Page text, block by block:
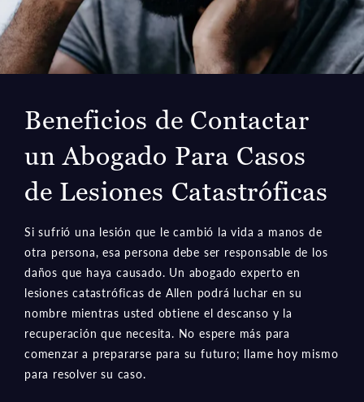
Beneficios de Contactar
un Abogado Para Casos
de Lesiones Catastróficas
Si sufrió una lesión que le cambió la vida a manos de
otra persona, esa persona debe ser responsable de los
daños que haya causado. Un abogado experto en
lesiones catastróficas de Allen podrá luchar en su
nombre mientras usted obtiene el descanso y la
recuperación que necesita. No espere más para
comenzar a prepararse para su futuro; llame hoy mismo
para resolver su caso.